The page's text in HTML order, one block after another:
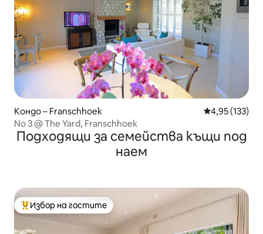
Кондо – Franschhoek Средна
4,95 (133)
No 3 @ The Yard, Franschhoek
Подходящи за семейства къщи под
наем
Най-популярен избор на гостите
Избор на гостите